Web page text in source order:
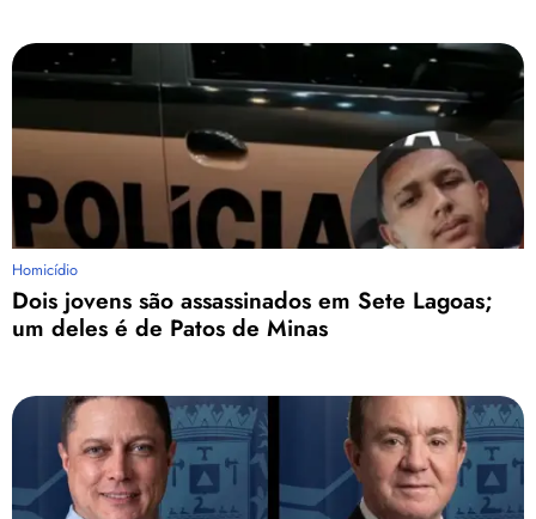
Homicídio
Dois jovens são assassinados em Sete Lagoas;
um deles é de Patos de Minas